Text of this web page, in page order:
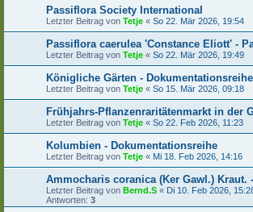
Passiflora Society International
Letzter Beitrag von Tetje « So 22. Mär 2026, 19:54
Passiflora caerulea 'Constance Eliott' -
Letzter Beitrag von Tetje « So 22. Mär 2026, 19:49
Königliche Gärten - Dokumentationsreihe
Letzter Beitrag von Tetje « So 15. Mär 2026, 09:18
Frühjahrs-Pflanzenraritätenmarkt in der
Letzter Beitrag von Tetje « So 22. Feb 2026, 11:23
Kolumbien - Dokumentationsreihe
Letzter Beitrag von Tetje « Mi 18. Feb 2026, 14:16
Ammocharis coranica (Ker Gawl.) Kraut.
Letzter Beitrag von Bernd.S « Di 10. Feb 2026,
Antworten: 3